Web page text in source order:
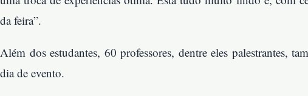
da feira”.
Além dos estudantes, 60 professores, dentre eles palestrantes,
dia de evento.